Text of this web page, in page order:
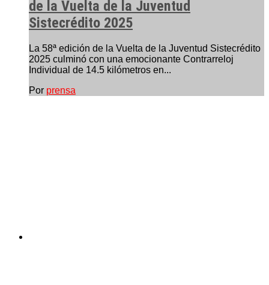
de la Vuelta de la Juventud
Sistecrédito 2025
La 58ª edición de la Vuelta de la Juventud Sistecrédito
2025 culminó con una emocionante Contrarreloj
Individual de 14.5 kilómetros en...
Por prensa